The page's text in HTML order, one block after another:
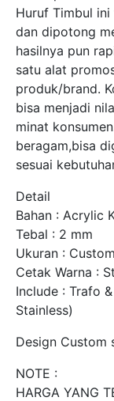
Huruf Timbul
dan dipotong
hasilnya pun
satu alat
produk/brand.
bisa menjadi
minat
beragam,bisa
sesuai
Detail
Bahan : Acrylic
Tebal : 2 mm
Ukuran : Custom
Cetak Warna :
Include : Trafo
Stainless)
Design Custom
NOTE :
HARGA YANG